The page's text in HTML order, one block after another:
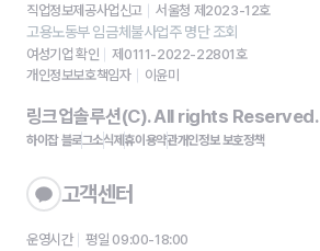
직업정보제공사업신고
서울청 제2023-12호
고용노동부 임금체불사업주 명단 조회
여성기업 확인
제0111-2022-22801호
개인정보보호책임자
이윤미
링크업솔루션(C). All rights Reserved.
하이잡 블로그소식제휴이용약관개인정보 보호정책
고객센터
운영시간
평일 09:00-18:00